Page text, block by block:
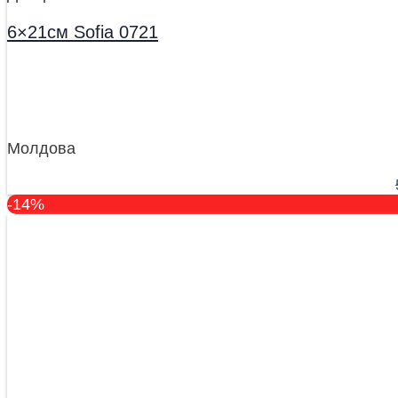
6×21см Sofia 0721
Молдова
-14%